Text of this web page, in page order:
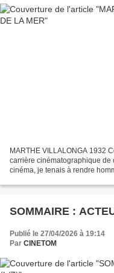
MARTHE VILLALONGA 1932
carrière cinématographique de
cinéma, je tenais à rendre
SOMMAIRE :
Publié le 27/04/2026 à 19:14
Par CINETOM